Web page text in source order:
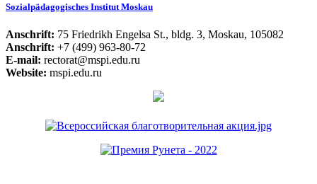
Sozialpädagogisches Institut Moskau
Anschrift: 75 Friedrikh Engelsa St., bldg. 3, Moskau, 105082
Anschrift: +7 (499) 963-80-72
E-mail: rectorat@mspi.edu.ru
Website: mspi.edu.ru